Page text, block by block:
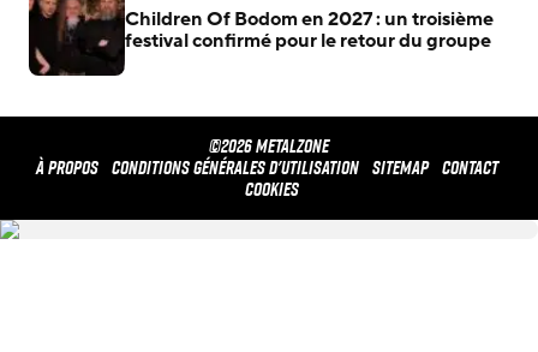
Children Of Bodom en 2027 : un troisième
festival confirmé pour le retour du groupe
©2026 METALZONE
À propos Conditions générales d'utilisation Sitemap Contact
Cookies